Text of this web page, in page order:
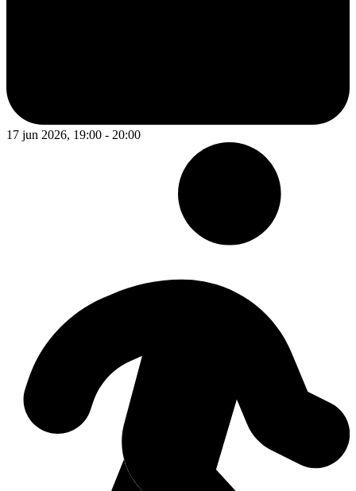
17 jun 2026, 19:00 - 20:00